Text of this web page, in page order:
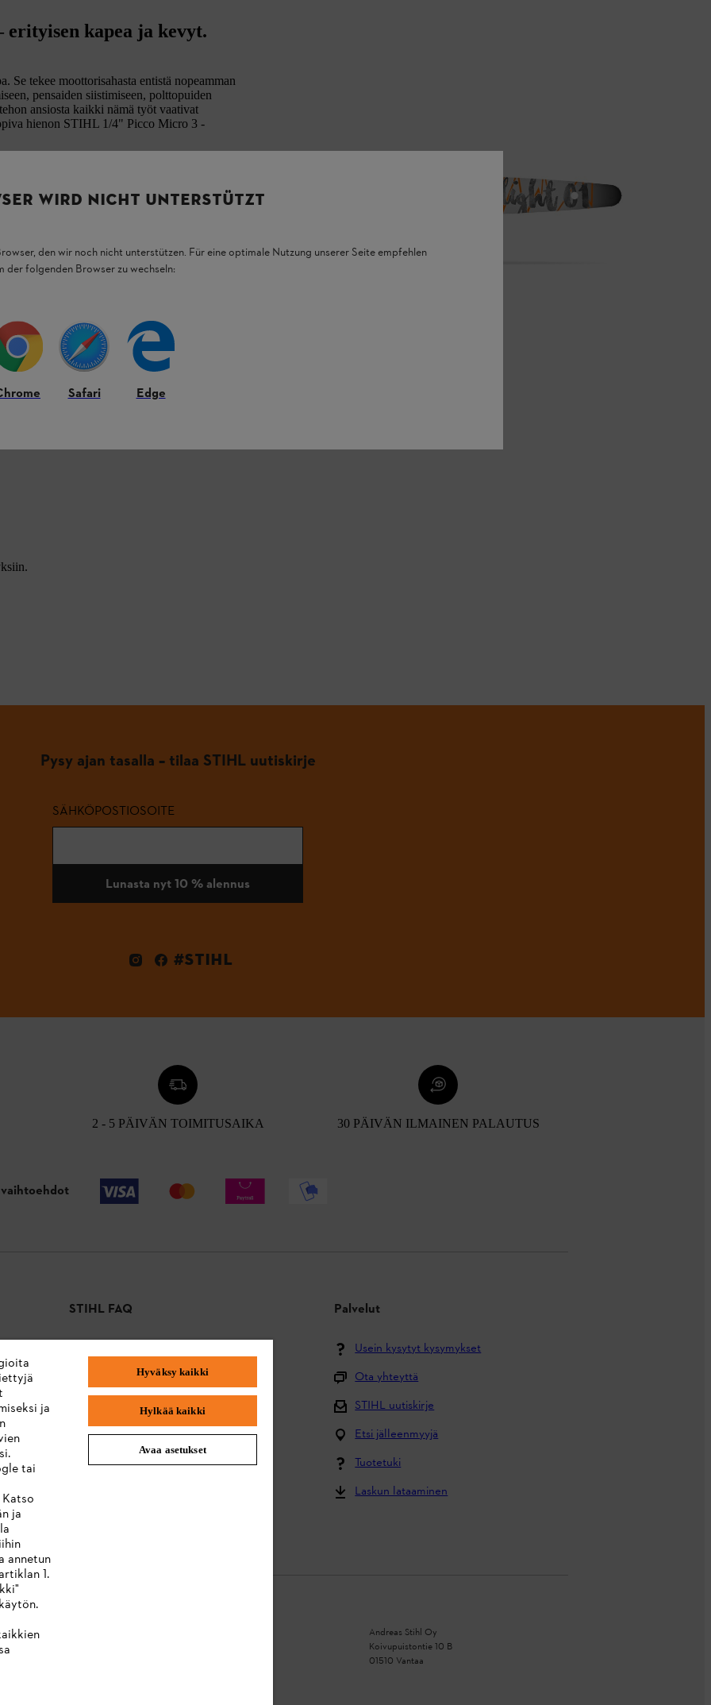
kapea ja kevyt.
tekee moottorisahasta entistä nopeamman
pensaiden siistimiseen, polttopuiden
ansiosta kaikki nämä työt vaativat
hienon STIHL 1/4" Picco Micro 3 -
Pysy ajan tasalla – tilaa STIHL uutiskirje
SÄHKÖPOSTIOSOITE
Lunasta nyt 10 % alennus
#STIHL
2 - 5 PÄIVÄN TOIMITUSAIKA 30 PÄIVÄN ILMAINEN PALAUTUS
STIHL FAQ
Toimitus ja toimitus
Takaisin alkuun
Valitukset ja takuu
Valikoimaa koskevat kysymykset
Palvelut
Usein kysytyt kysymykset
Ota yhteyttä
STIHL uutiskirje
Etsi jälleenmyyjä
Tuotetuki
Laskun lataaminen
Andreas Stihl Oy
Koivupuistontie 10 B
01510 Vantaa
WIRD NICHT UNTERSTÜTZT
den wir noch nicht unterstützen. Für eine optimale Nutzung unserer Seite empfehlen
der folgenden Browser zu wechseln:
Safari Edge
ja
tai
ja
annetun
1.
Hyväksy kaikki
Hylkää kaikki
Avaa asetukset